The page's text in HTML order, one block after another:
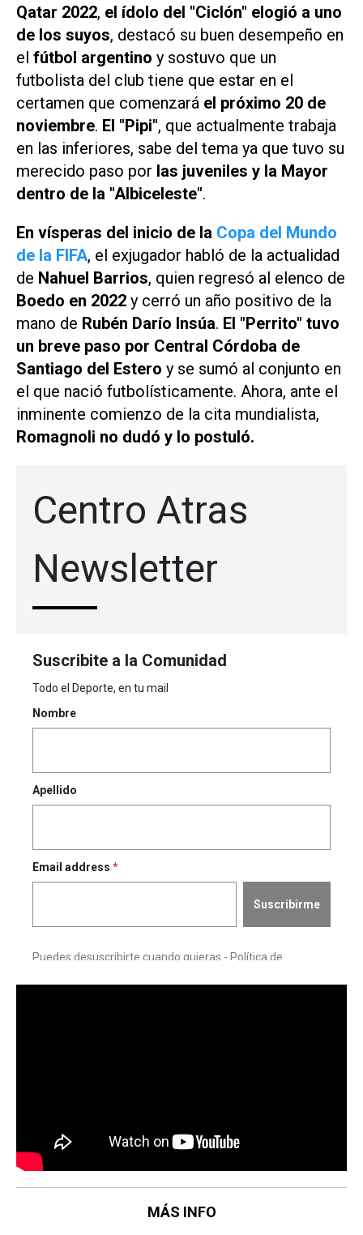
Qatar 2022, el ídolo del "Ciclón" elogió a uno
de los suyos, destacó su buen desempeño en
el fútbol argentino y sostuvo que un
futbolista del club tiene que estar en el
certamen que comenzará el próximo 20 de
noviembre. El "Pipi", que actualmente trabaja
en las inferiores, sabe del tema ya que tuvo su
merecido paso por las juveniles y la Mayor
dentro de la "Albiceleste".
En vísperas del inicio de la Copa del Mundo
de la FIFA, el exjugador habló de la actualidad
de Nahuel Barrios, quien regresó al elenco de
Boedo en 2022 y cerró un año positivo de la
mano de Rubén Darío Insúa. El "Perrito" tuvo
un breve paso por Central Córdoba de
Santiago del Estero y se sumó al conjunto en
el que nació futbolísticamente. Ahora, ante el
inminente comienzo de la cita mundialista,
Romagnoli no dudó y lo postuló.
MÁS INFO